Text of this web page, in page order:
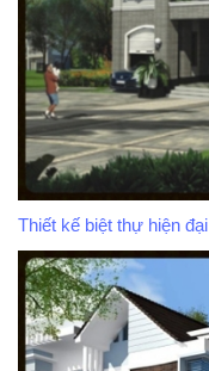
Thiết kế biệt thự hiện đại